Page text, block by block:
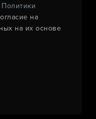
Политики
на
на их основе